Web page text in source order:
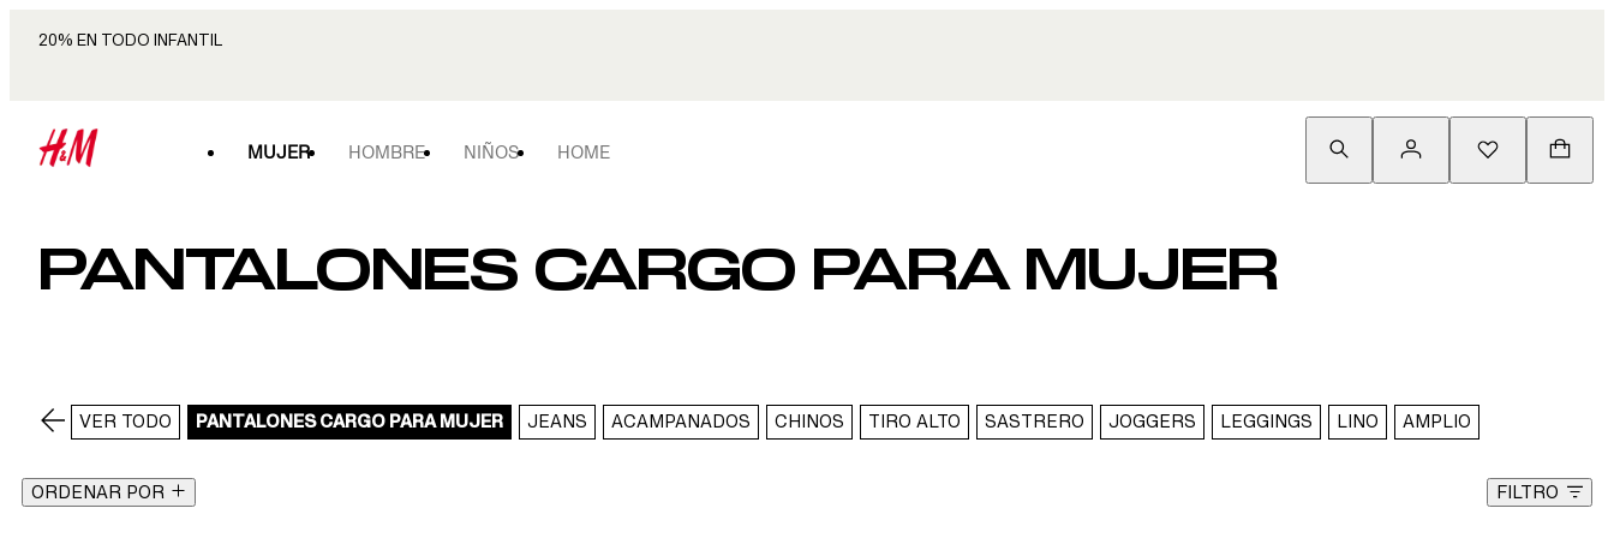
20% EN TODO INFANTIL
MUJER HOMBRE NIÑOS HOME
PANTALONES CARGO PARA MUJER
VER TODO PANTALONES CARGO PARA MUJER JEANS ACAMPANADOS CHINOS TIRO ALTO SASTRERO JOGGERS LEGGINGS LINO AMPLIO
ORDENAR POR FILTRO